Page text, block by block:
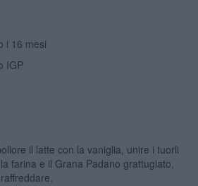
i 16 mesi
IGP
il latte con la vaniglia, unire i tuorli
farina e il Grana Padano grattugiato,